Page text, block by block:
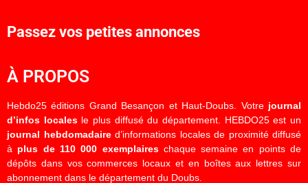
Passez vos petites annonces
À PROPOS
Hebdo25 éditions Grand Besançon et Haut-Doubs. Votre journal
d’infos localesle plus diffusé du département. HEBDO25 est un
journal hebdomadaired’informations locales de proximité diffusé
à plus de 110 000 exemplaireschaque semaine en points de
dépôts dans vos commerces locaux et en boîtes aux lettres sur
abonnement dans le département du Doubs.